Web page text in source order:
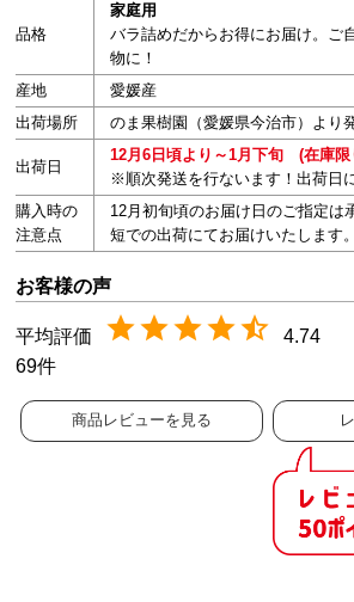
品格
家庭用
バラ詰めだからお得にお届け。ご
物に！
産地
愛媛産
出荷場所
のま果樹園（愛媛県今治市）より
出荷日
12月6日頃より～1月下旬 (在庫限
※順次発送を行ないます！出荷日
購入時の
注意点
12月初旬頃のお届け日のご指定は
短での出荷にてお届けいたします。
4.74
69
商品レビューを見る